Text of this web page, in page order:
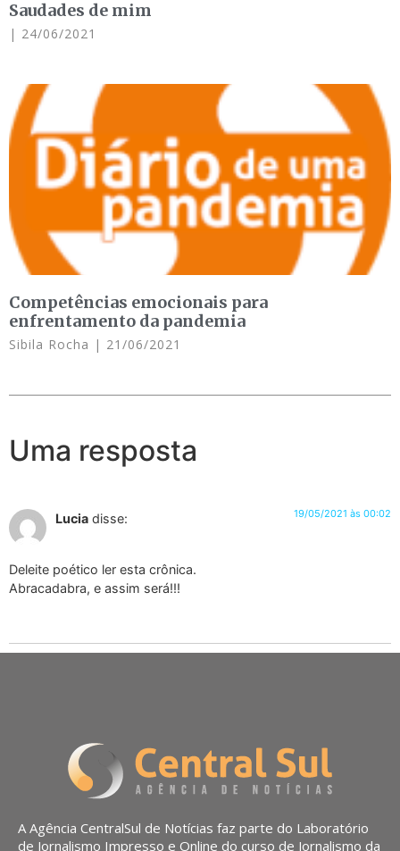
Saudades de mim
24/06/2021
Competências emocionais para
enfrentamento da pandemia
Sibila Rocha 21/06/2021
Uma resposta
Lucia disse: 19/05/2021 às 00:02
Deleite poético ler esta crônica.
Abracadabra, e assim será!!!
A Agência CentralSul de Notícias faz parte do Laboratório
de Jornalismo Impresso e Online do curso de Jornalismo da